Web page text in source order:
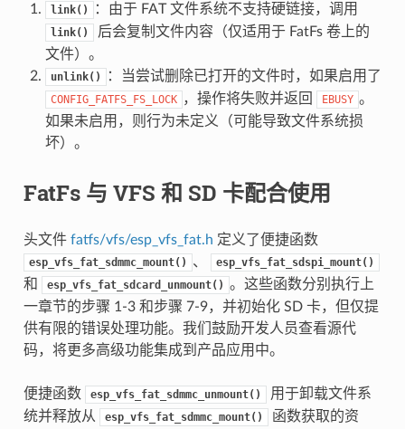
link() ：由于 FAT 文件系统不支持硬链接，调用
link()
后会复制文件内容（仅适用于 FatFs 卷上的
文件）。
unlink() ：当尝试删除已打开的文件时，如果启用了
CONFIG_FATFS_FS_LOCK ，操作将失败并返回 EBUSY 。
如果未启用，则行为未定义（可能导致文件系统损
坏）。
FatFs 与 VFS 和 SD 卡配合使用
头文件 fatfs/vfs/esp_vfs_fat.h 定义了便捷函数
esp_vfs_fat_sdmmc_mount() 、 esp_vfs_fat_sdspi_mount()
和 esp_vfs_fat_sdcard_unmount() 。这些函数分别执行上
一章节的步骤 1-3 和步骤 7-9，并初始化 SD 卡，但仅提
供有限的错误处理功能。我们鼓励开发人员查看源代
码，将更多高级功能集成到产品应用中。
便捷函数 esp_vfs_fat_sdmmc_unmount()
用于卸载文件系
统并释放从
esp_vfs_fat_sdmmc_mount()
函数获取的资